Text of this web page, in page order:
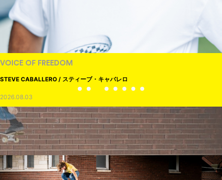
VOICE OF FREEDOM
STEVE CABALLERO / スティーブ・キャバレロ
2026.08.03